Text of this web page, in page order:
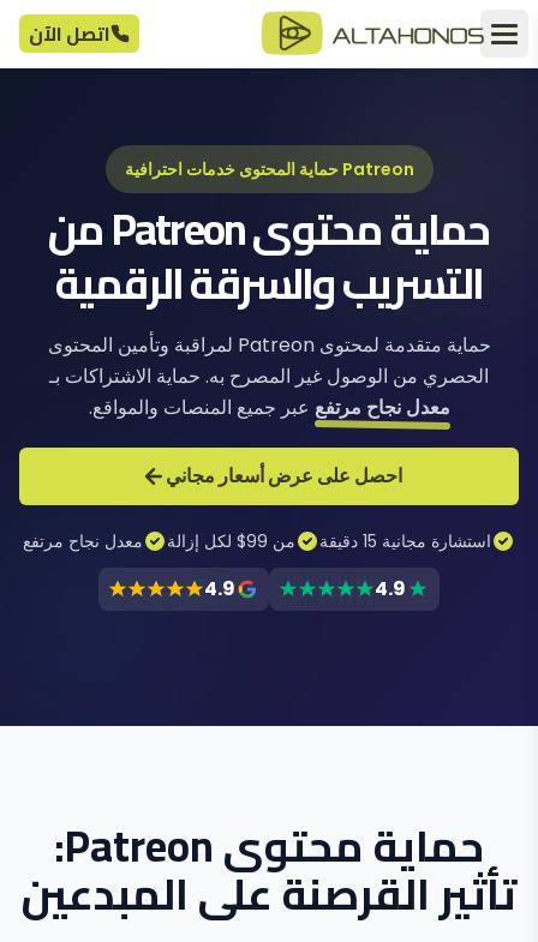
اتصل الآن
Patreon حماية المحتوى خدمات احترافية
حماية محتوى Patreon من
التسريب والسرقة الرقمية
حماية متقدمة لمحتوى Patreon لمراقبة وتأمين المحتوى
الحصري من الوصول غير المصرح به. حماية الاشتراكات بـ
معدل نجاح مرتفع عبر جميع المنصات والمواقع.
احصل على عرض أسعار مجاني
استشارة مجانية 15 دقيقة من 99$ لكل إزالة معدل نجاح مرتفع
4.9
4.9
حماية محتوى Patreon:
تأثير القرصنة على المبدعين